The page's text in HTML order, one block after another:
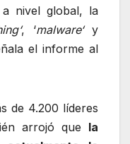
nivel global, la
, ‘malware‘y
el informe al
de 4.200 líderes
arrojó que la